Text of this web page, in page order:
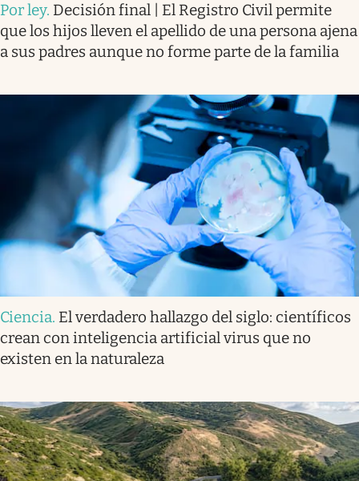
Por ley. Decisión final | El Registro Civil permite
que los hijos lleven el apellido de una persona ajena
a sus padres aunque no forme parte de la familia
Ciencia. El verdadero hallazgo del siglo: científicos
crean con inteligencia artificial virus que no
existen en la naturaleza